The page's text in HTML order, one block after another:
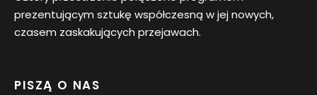
prezentującym sztukę współczesną w jej nowych,
czasem zaskakujących przejawach.
PISZĄ O NAS